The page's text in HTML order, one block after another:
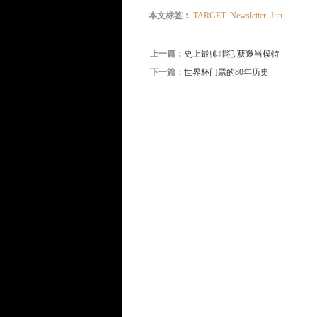
本文标签：TARGET Newsletter Jun
上一篇： 史上最帅罪犯 获邀当模特
下一篇：世界杯门票的80年历史